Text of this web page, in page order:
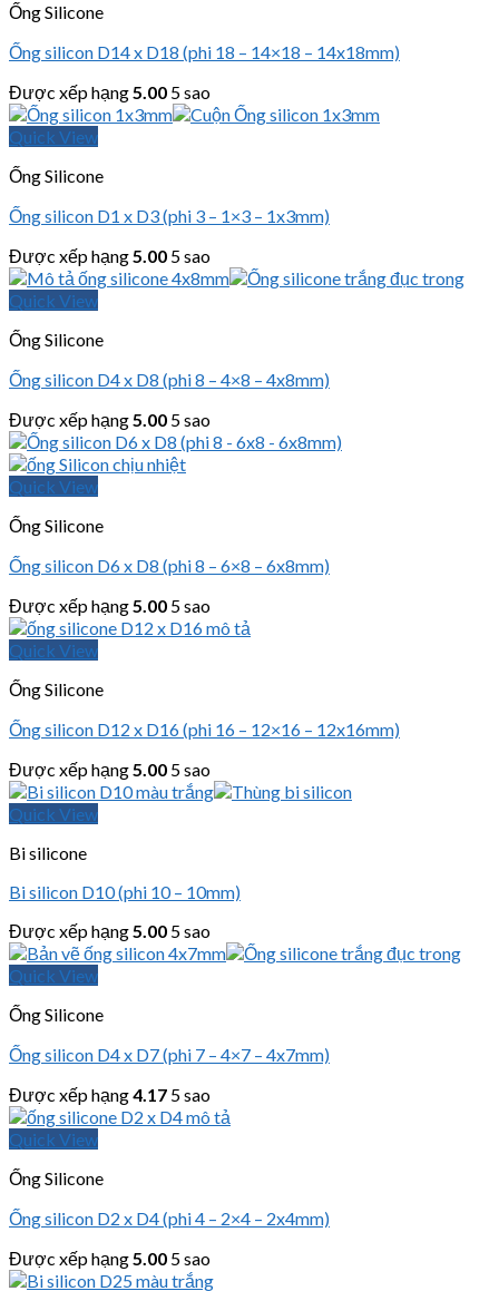
Ống Silicone
Ống silicon D14 x D18 (phi 18 – 14×18 – 14x18mm)
Được xếp hạng5.00 5 sao
Quick View
Ống Silicone
Ống silicon D1 x D3 (phi 3 – 1×3 – 1x3mm)
Được xếp hạng5.00 5 sao
Quick View
Ống Silicone
Ống silicon D4 x D8 (phi 8 – 4×8 – 4x8mm)
Được xếp hạng5.00 5 sao
Quick View
Ống Silicone
Ống silicon D6 x D8 (phi 8 – 6×8 – 6x8mm)
Được xếp hạng5.00 5 sao
Quick View
Ống Silicone
Ống silicon D12 x D16 (phi 16 – 12×16 – 12x16mm)
Được xếp hạng5.00 5 sao
Quick View
Bi silicone
Bi silicon D10 (phi 10 – 10mm)
Được xếp hạng5.00 5 sao
Quick View
Ống Silicone
Ống silicon D4 x D7 (phi 7 – 4×7 – 4x7mm)
Được xếp hạng4.17 5 sao
Quick View
Ống Silicone
Ống silicon D2 x D4 (phi 4 – 2×4 – 2x4mm)
Được xếp hạng5.00 5 sao